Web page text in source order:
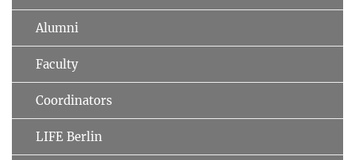
Alumni
Faculty
Coordinators
LIFE Berlin